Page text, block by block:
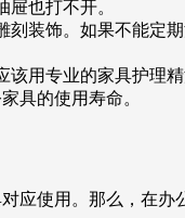
也打不开。
装饰。如果不能定
用专业的家具护理
具的使用寿命。
使用。那么，在